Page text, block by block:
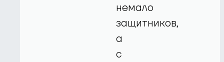
немало
защитников,
а
с